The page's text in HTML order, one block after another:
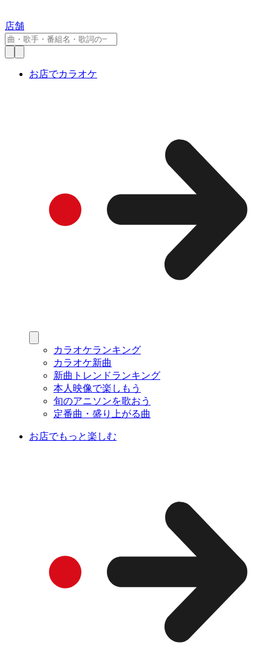
店舗
お店でカラオケ
カラオケランキング
カラオケ新曲
新曲トレンドランキング
本人映像で楽しもう
旬のアニソンを歌おう
定番曲・盛り上がる曲
お店でもっと楽しむ